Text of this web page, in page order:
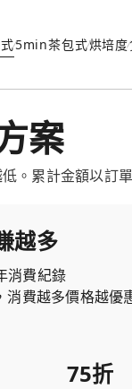
5min茶包式烘培度
案
。累計金額以訂
越多
消費紀錄
消費越多價格越優
75折